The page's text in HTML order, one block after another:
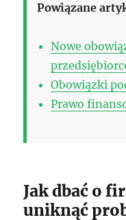
Powiązane
Nowe
Obowiązki
Prawo
Jak dbać o
uniknąć